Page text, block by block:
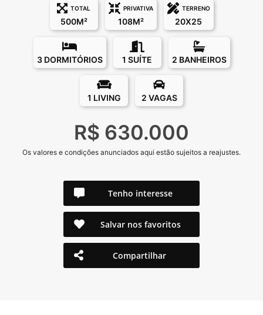
TOTAL
500M²
PRIVATIVA
108M²
TERRENO
20X25
3 DORMITÓRIOS 1 SUÍTE 2 BANHEIROS
1 LIVING 2 VAGAS
R$ 630.000
Os valores e condições anunciados aqui estão sujeitos a reajustes.
Tenho interesse
Salvar nos favoritos
Compartilhar